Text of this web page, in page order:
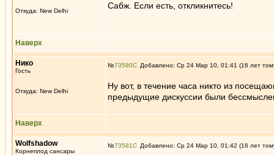
Откуда: New Delhi
Сабж. Если есть, откликнитесь!
Наверх
Нико
Гость
Откуда: New Delhi
№73580 Добавлено: Ср 24 Мар 10, 01:41 (16 лет
Ну вот, в течение часа никто из
предыдущие дискуссии были
Наверх
Wolfshadow
Корнеплод сансары
№73581 Добавлено: Ср 24 Мар 10, 01:42 (16 лет